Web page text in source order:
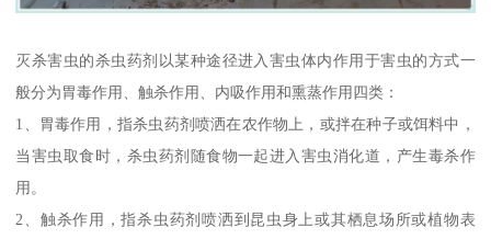
灭杀害虫的杀虫药剂以某种途径进入害虫体内作用于害虫的方式一
般分为胃毒作用、触杀作用、内吸作用和熏蒸作用四类：
1、胃毒作用，指杀虫药剂喷洒在农作物上，或拌在种子或饵料中，
当害虫取食时，杀虫药剂随食物一起进入害虫消化道，产生毒杀作
用。
2、触杀作用，指杀虫药剂喷洒到昆虫身上或其栖息场所或植物表